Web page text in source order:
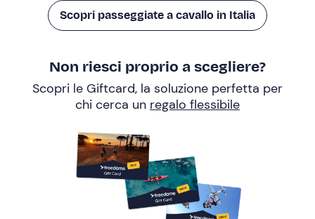
Scopri passeggiate a cavallo in Italia
Non riesci proprio a scegliere?
Scopri le Giftcard, la soluzione perfetta per
chi cerca un regalo flessibile